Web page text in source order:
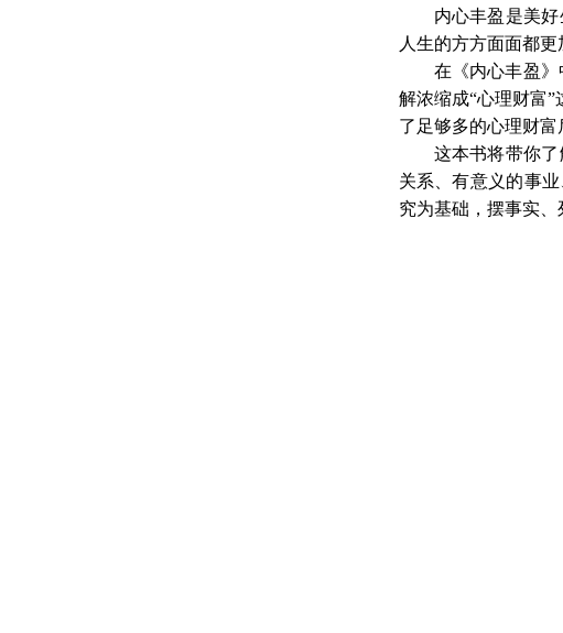
内心丰盈是美
人生的方方面面都更
在《内心丰盈
解浓缩成“心理财富
了足够多的心理财富
这本书将带你
关系、有意义的事
究为基础，摆事实